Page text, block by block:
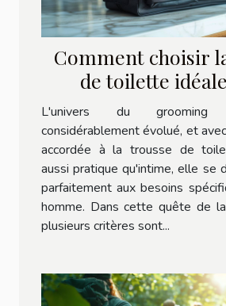
Comment choisir
de toilette
hommes
L'univers du grooming
considérablement évolué, et
accordée à la trousse de
aussi pratique qu'intime, elle se
parfaitement aux besoins
homme. Dans cette quête de
plusieurs critères sont...